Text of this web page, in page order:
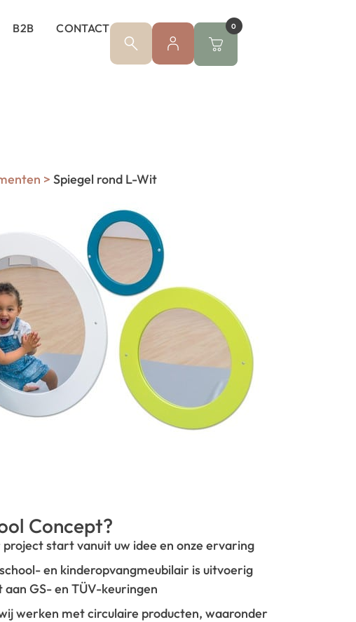
B2B CONTACT 0
> Spiegel rond L-Wit
Concept?
project start vanuit uw idee en onze ervaring
en kinderopvangmeubilair is uitvoerig
GS- en TÜV-keuringen
werken met circulaire producten, waaronder